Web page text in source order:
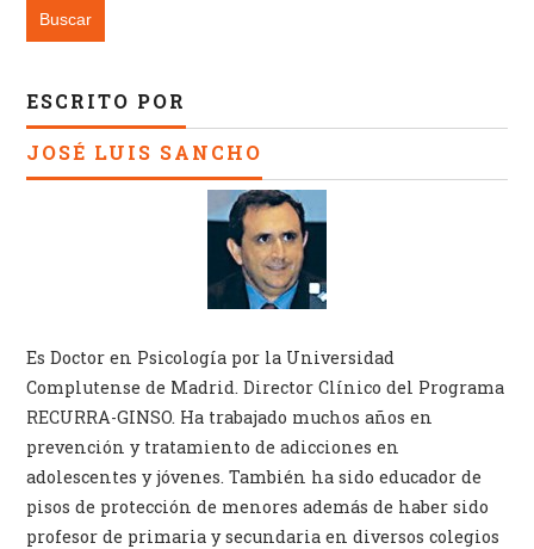
ESCRITO POR
JOSÉ LUIS SANCHO
Es Doctor en Psicología por la Universidad
Complutense de Madrid. Director Clínico del Programa
RECURRA-GINSO. Ha trabajado muchos años en
prevención y tratamiento de adicciones en
adolescentes y jóvenes. También ha sido educador de
pisos de protección de menores además de haber sido
profesor de primaria y secundaria en diversos colegios